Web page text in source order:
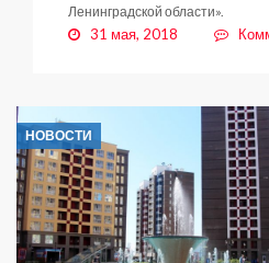
Ленинградской области».
31 мая, 2018
НОВОСТИ